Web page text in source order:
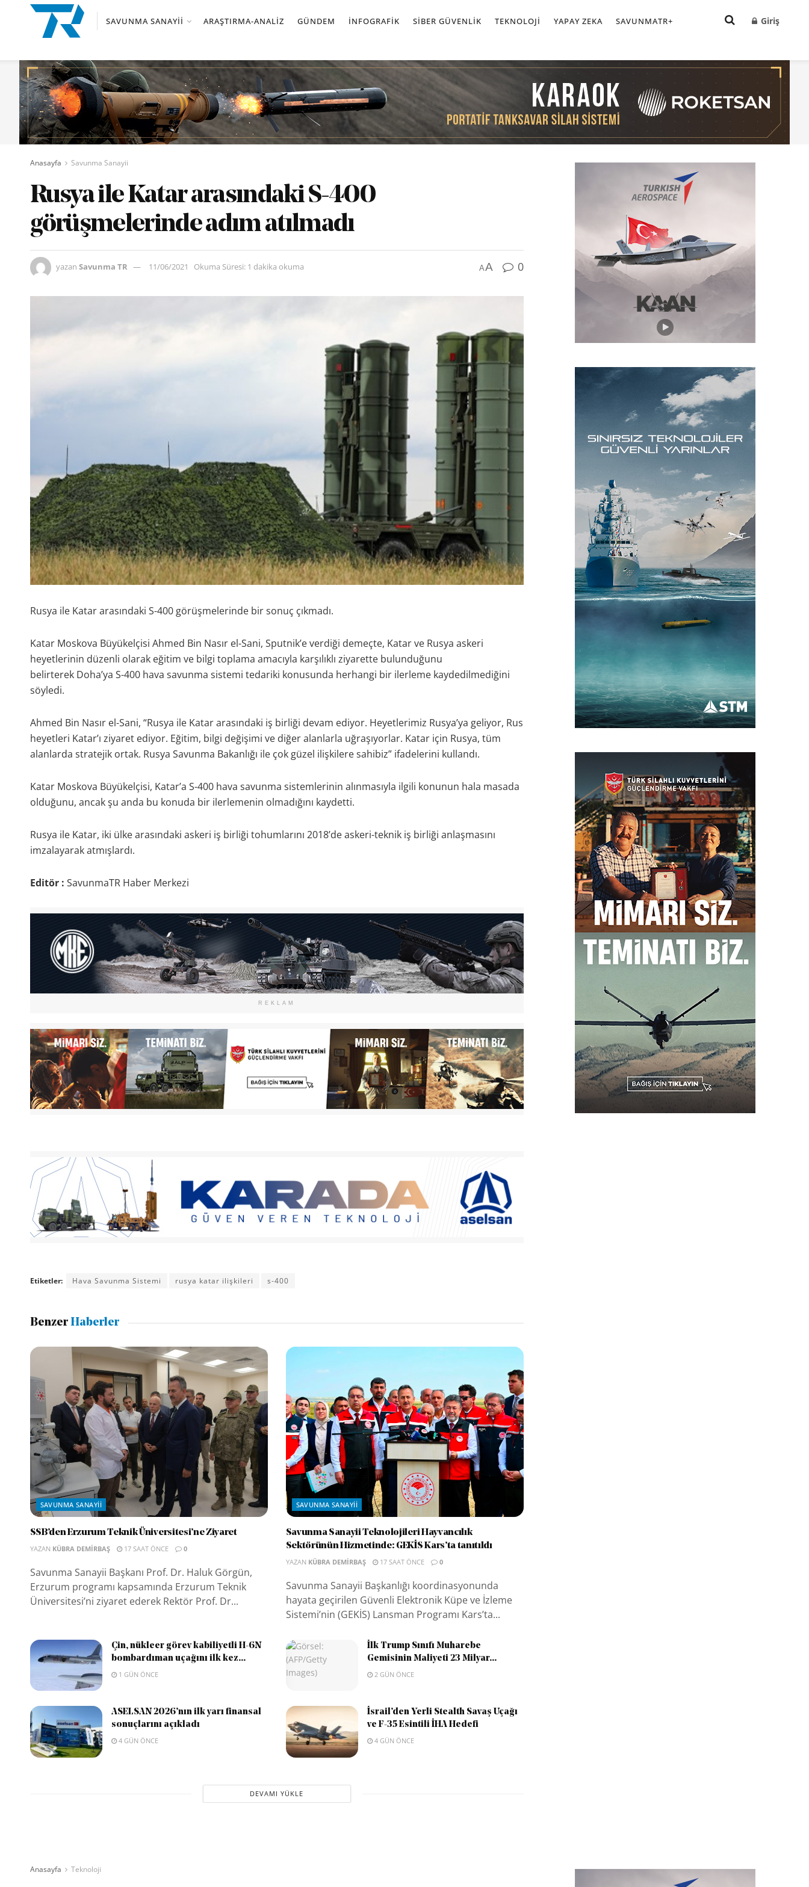
SAVUNMA SANAYII ARAŞTIRMA-ANALIZ GÜNDEM İNFOGRAFIK SIBER GÜVENLIK TEKNOLOJI YAPAY ZEKA SAVUNMATR+ Giriş
Anasayfa Savunma Sanayii
Rusya ile Katar arasındaki S-400
görüşmelerinde adım atılmadı
yazan Savunma TR 11/06/2021 Okuma Süresi: 1 dakika okuma AA 0
Rusya ile Katar arasındaki S-400 görüşmelerinde bir sonuç çıkmadı.
Katar Moskova Büyükelçisi Ahmed Bin Nasır el-Sani, Sputnik’e verdiği demeçte, Katar ve Rusya askeri
heyetlerinin düzenli olarak eğitim ve bilgi toplama amacıyla karşılıklı ziyarette bulunduğunu
belirterek Doha’ya S-400 hava savunma sistemi tedariki konusunda herhangi bir ilerleme kaydedilmediğini
söyledi.
Ahmed Bin Nasır el-Sani, “Rusya ile Katar arasındaki iş birliği devam ediyor. Heyetlerimiz Rusya’ya geliyor, Rus
heyetleri Katar’ı ziyaret ediyor. Eğitim, bilgi değişimi ve diğer alanlarla uğraşıyorlar. Katar için Rusya, tüm
alanlarda stratejik ortak. Rusya Savunma Bakanlığı ile çok güzel ilişkilere sahibiz” ifadelerini kullandı.
Katar Moskova Büyükelçisi, Katar’a S-400 hava savunma sistemlerinin alınmasıyla ilgili konunun hala masada
olduğunu, ancak şu anda bu konuda bir ilerlemenin olmadığını kaydetti.
Rusya ile Katar, iki ülke arasındaki askeri iş birliği tohumlarını 2018’de askeri-teknik iş birliği anlaşmasını
imzalayarak atmışlardı.
Editör : SavunmaTR Haber Merkezi
REKLAM
Etiketler: Hava Savunma Sistemi rusya katar ilişkileri s-400
BenzerHaberler
SAVUNMA SANAYII
SSB’den Erzurum Teknik Üniversitesi’ne Ziyaret
YAZAN KÜBRA DEMIRBAŞ 17 SAAT ÖNCE 0
Savunma Sanayii Başkanı Prof. Dr. Haluk Görgün,
Erzurum programı kapsamında Erzurum Teknik
Üniversitesi’ni ziyaret ederek Rektör Prof. Dr...
SAVUNMA SANAYII
Savunma Sanayii Teknolojileri Hayvancılık
Sektörünün Hizmetinde: GEKİS Kars’ta tanıtıldı
YAZAN KÜBRA DEMIRBAŞ 17 SAAT ÖNCE 0
Savunma Sanayii Başkanlığı koordinasyonunda
hayata geçirilen Güvenli Elektronik Küpe ve İzleme
Sistemi’nin (GEKİS) Lansman Programı Kars’ta...
Çin, nükleer görev kabiliyetli H-6N
bombardıman uçağını ilk kez...
1 GÜN ÖNCE
İlk Trump Sınıfı Muharebe
Gemisinin Maliyeti 23 Milyar...
2 GÜN ÖNCE
ASELSAN 2026’nın ilk yarı finansal
sonuçlarını açıkladı
4 GÜN ÖNCE
İsrail’den Yerli Stealth Savaş Uçağı
ve F-35 Esintili İHA Hedefi
4 GÜN ÖNCE
DEVAMI YÜKLE
Anasayfa Teknoloji